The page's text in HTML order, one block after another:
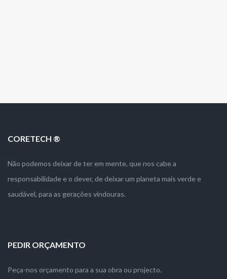
CORETECH ®
Não podemos deixar de ter em mente, que nos cabe a
responsabilidade e o dever, de deixar um planeta mais verde e
saudável, para as gerações vindouras.
PEDIR ORÇAMENTO
Peça-nos orçamento para a sua obra ou projecto.